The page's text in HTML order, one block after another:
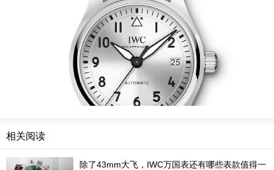
相关阅读
除了43mm大飞，IWC万国表还有哪些表款值得一